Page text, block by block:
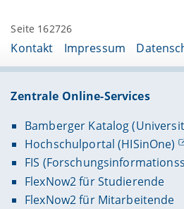
Seite 162726
Kontakt Impressum
Zentrale Online-Services
Bamberger Katalog
Hochschulportal (HISinOne)
FIS
FlexNow2 für Studierende
FlexNow2 für Mitarbeitende